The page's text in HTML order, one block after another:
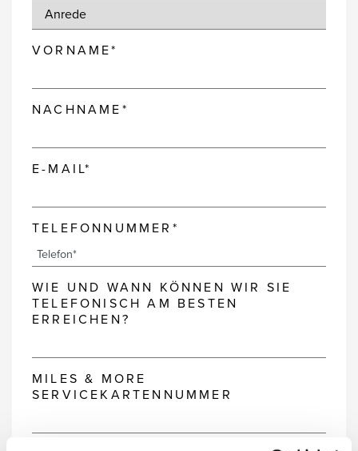
VORNAME*
NACHNAME*
E-MAIL*
TELEFONNUMMER*
WIE UND WANN KÖNNEN WIR SIE
TELEFONISCH AM BESTEN
ERREICHEN?
MILES & MORE
SERVICEKARTENNUMMER